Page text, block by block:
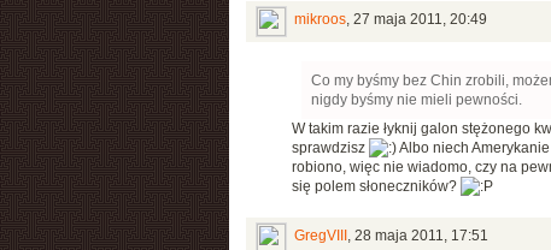
mikroos, 27 maja 2011, 20:49
Co my byśmy bez Chin zrobili,
nigdy byśmy nie mieli pewności.
W takim razie łyknij galon stężonego
sprawdzisz
Albo niech
robiono, więc nie wiadomo, czy na
się polem słoneczników?
GregVIII , 28 maja 2011, 17:51